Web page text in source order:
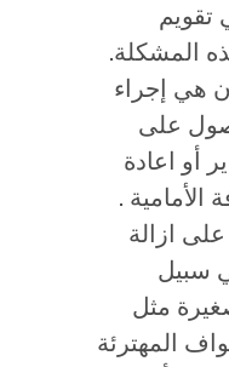
تقويم
المشكلة.
هي إجراء
على
أو اعادة
الأمامية .
ازالة
سبيل
مثل
المهترئة